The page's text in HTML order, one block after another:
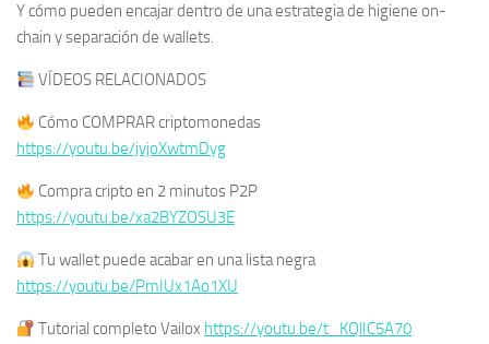
Y cómo pueden encajar dentro de una estrategia de higiene on-
chain y separación de wallets.
VÍDEOS RELACIONADOS
Cómo COMPRAR criptomonedas
https://youtu.be/jvjoXwtmDyg
Compra cripto en 2 minutos P2P
https://youtu.be/xa2BYZOSU3E
Tu wallet puede acabar en una lista negra
https://youtu.be/PmIUx1Ao1XU
Tutorial completo Vailox https://youtu.be/t_KQlIC5A70